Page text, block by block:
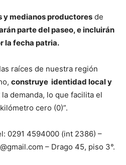
y medianos productores de
parte del paseo, e incluirán
la fecha patria.
raíces de nuestra región
construye identidad local y
demanda, lo que facilita el
cero (0)”.
0291 4594000 (int 2386) –
– Drago 45, piso 3°.